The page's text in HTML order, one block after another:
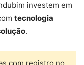
investem em
tecnologia
.
com registro no